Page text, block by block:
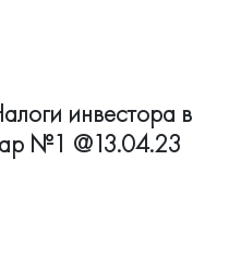
инвестора в
№1 @13.04.23